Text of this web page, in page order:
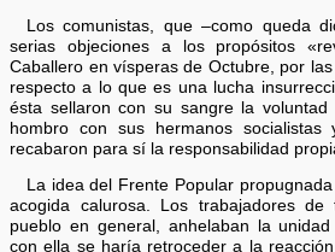
Los comunistas, que –como queda
serias objeciones a los propósitos
Caballero en vísperas de Octubre, por
respecto a lo que es una lucha
ésta sellaron con su sangre la
hombro con sus hermanos socialistas
recabaron para sí la responsabilidad
La idea del Frente Popular
acogida calurosa. Los trabajadores de
pueblo en general, anhelaban la
con ella se haría retroceder a la